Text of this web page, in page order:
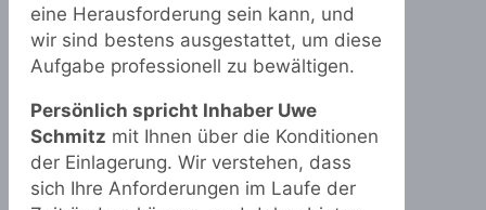
eine Herausforderung sein kann, und
wir sind bestens ausgestattet, um diese
Aufgabe professionell zu bewältigen.
Persönlich spricht Inhaber Uwe
Schmitz mit Ihnen über die Konditionen
der Einlagerung. Wir verstehen, dass
sich Ihre Anforderungen im Laufe der